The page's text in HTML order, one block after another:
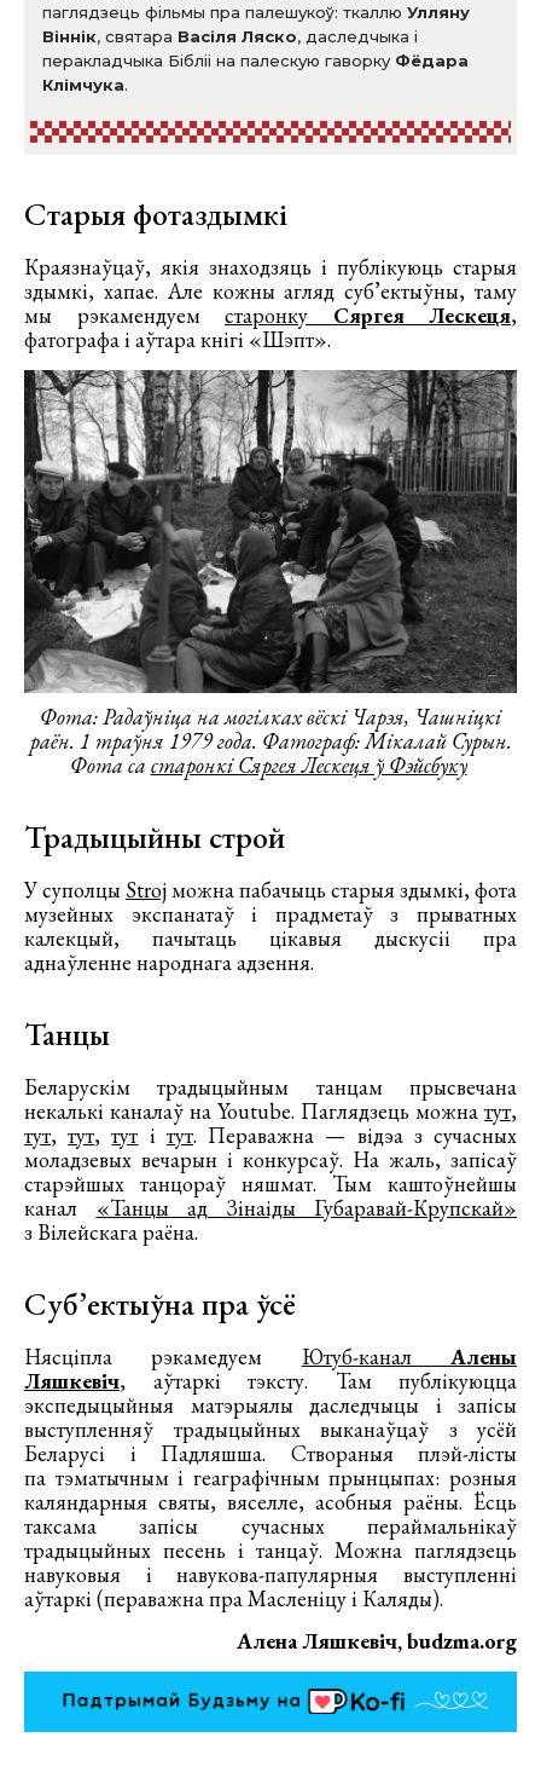
паглядзець фільмы пра палешукоў: ткаллю Улляну
Віннік, святара Васіля Ляско, даследчыка і
перакладчыка Бібліі на палескую гаворку Фёдара
Клімчука.
Старыя фотаздымкі
Краязнаўцаў, якія знаходзяць і публікуюць старыя
здымкі, хапае. Але кожны агляд суб’ектыўны, таму
мы рэкамендуем старонку Сяргея Лескеця,
фатографа і аўтара кнігі «Шэпт».
Фота: Радаўніца на могілках вёскі Чарэя, Чашніцкі
раён. 1 траўня 1979 года. Фатограф: Мікалай Сурын.
Фота са старонкі Сяргея Лескеця ў Фэйсбуку
Традыцыйны строй
У суполцы Strojможна пабачыць старыя здымкі, фота
музейных экспанатаў і прадметаў з прыватных
калекцый, пачытаць цікавыя дыскусіі пра
аднаўленне народнага адзення.
Танцы
Беларускім традыцыйным танцам прысвечана
некалькі каналаў на Youtube. Паглядзець можна тут,
тут,тут,тут і тут. Пераважна — відэа з сучасных
моладзевых вечарын і конкурсаў. На жаль, запісаў
старэйшых танцораў няшмат. Тым каштоўнейшы
канал «Танцы ад Зінаіды Губаравай-Крупскай»
з Вілейскага раёна.
Суб’ектыўна пра ўсё
Нясціпла рэкамедуем Ютуб-каналАлены
Ляшкевіч, аўтаркі тэксту. Там публікуюцца
экспедыцыйныя матэрыялы даследчыцы і запісы
выступленняў традыцыйных выканаўцаў з усёй
Беларусі і Падляшша. Створаныя плэй-лісты
па тэматычным і геаграфічным прынцыпах: розныя
каляндарныя святы, вяселле, асобныя раёны. Ёсць
таксама запісы сучасных пераймальнікаў
традыцыйных песень і танцаў. Можна паглядзець
навуковыя і навукова-папулярныя выступленні
аўтаркі (пераважна пра Масленіцу і Каляды).
Алена Ляшкевіч, budzma.org